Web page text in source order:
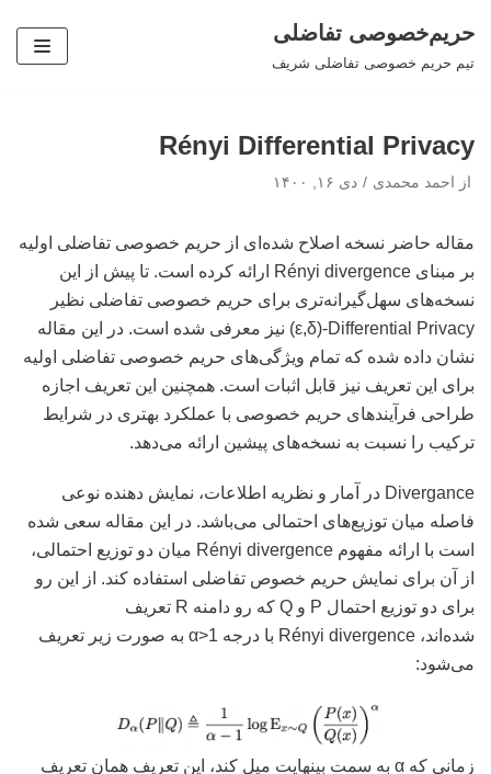
پرش
حریم‌خصوصی تفاضلی
تیم حریم خصوصی تفاضلی شریف
Rényi Differential Privacy
از احمد محمدی دی ۱۶, ۱۴۰۰
مقاله حاضر نسخه اصلاح شده‌ای از حریم خصوصی تفاضلی اولیه
بر مبنای Rényi divergence ارائه کرده است. تا پیش از این
نسخه‌های سهل‌گیرانه‌تری برای حریم خصوصی تفاضلی نظیر
ε,δ)-Differential Privacy) نیز معرفی شده است. در این مقاله
نشان داده شده که تمام ویژگی‌های حریم خصوصی تفاضلی اولیه
برای این تعریف نیز قابل اثبات است. همچنین این تعریف اجازه
طراحی فرآیندهای حریم خصوصی با عملکرد بهتری در شرایط
ترکیب را نسبت به نسخه‌های پیشین ارائه می‌دهد.
Divergance در آمار و نظریه اطلاعات، ‌نمایش دهنده نوعی
فاصله میان توزیع‌های احتمالی می‌باشد. در این مقاله سعی شده
است با ارائه مفهوم Rényi divergence میان دو توزیع احتمالی،
از آن برای نمایش حریم خصوص تفاضلی استفاده کند. از این رو
برای دو توزیع احتمال P و Q که رو دامنه R تعریف
شده‌اند، Rényi divergence با درجه α>1 به صورت زیر تعریف
می‌شود:
زمانی که α به سمت بینهایت میل کند، این تعریف همان تعریف